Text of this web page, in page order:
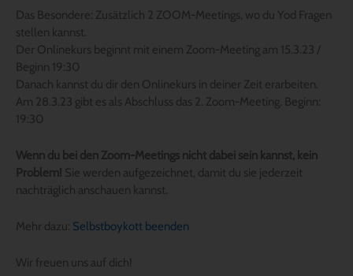
Das Besondere: Zusätzlich 2 ZOOM-Meetings, wo du Yod Fragen
stellen kannst.
Der Onlinekurs beginnt mit einem Zoom-Meeting am 15.3.23 /
Beginn 19:30
Danach kannst du dir den Onlinekurs in deiner Zeit erarbeiten.
Am 28.3.23 gibt es als Abschluss das 2. Zoom-Meeting. Beginn:
19:30
Wenn du bei den Zoom-Meetings nicht dabei sein kannst, kein
Problem! Sie werden aufgezeichnet, damit du sie jederzeit
nachträglich anschauen kannst.
Mehr dazu: Selbstboykott beenden
Wir freuen uns auf dich!